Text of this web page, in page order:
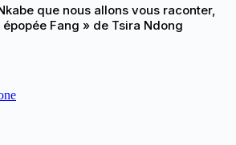
que nous allons vous raconter,
Fang » de Tsira Ndong